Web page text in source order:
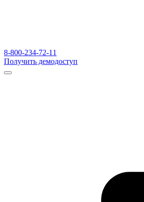
8-800-234-72-11
Получить демодоступ